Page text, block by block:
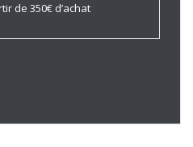
de 350€ d’achat